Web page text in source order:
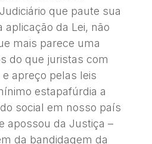
que paute sua
aplicação da Lei, não
mais parece uma
do que juristas com
apreço pelas leis
estapafúrdia a
social em nosso país
apossou da Justiça –
da bandidagem da